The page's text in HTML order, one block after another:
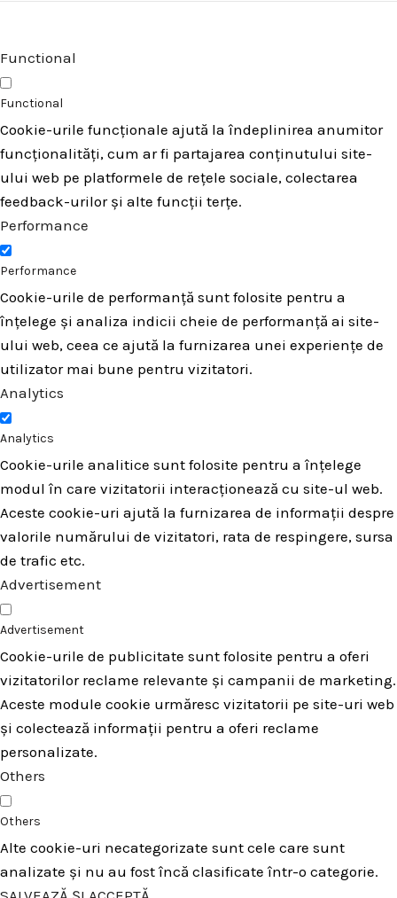
Functional
Functional
Cookie-urile funcționale ajută la îndeplinirea anumitor
funcționalități, cum ar fi partajarea conținutului site-
ului web pe platformele de rețele sociale, colectarea
feedback-urilor și alte funcții terțe.
Performance
Performance
Cookie-urile de performanță sunt folosite pentru a
înțelege și analiza indicii cheie de performanță ai site-
ului web, ceea ce ajută la furnizarea unei experiențe de
utilizator mai bune pentru vizitatori.
Analytics
Analytics
Cookie-urile analitice sunt folosite pentru a înțelege
modul în care vizitatorii interacționează cu site-ul web.
Aceste cookie-uri ajută la furnizarea de informații despre
valorile numărului de vizitatori, rata de respingere, sursa
de trafic etc.
Advertisement
Advertisement
Cookie-urile de publicitate sunt folosite pentru a oferi
vizitatorilor reclame relevante și campanii de marketing.
Aceste module cookie urmăresc vizitatorii pe site-uri web
și colectează informații pentru a oferi reclame
personalizate.
Others
Others
Alte cookie-uri necategorizate sunt cele care sunt
analizate și nu au fost încă clasificate într-o categorie.